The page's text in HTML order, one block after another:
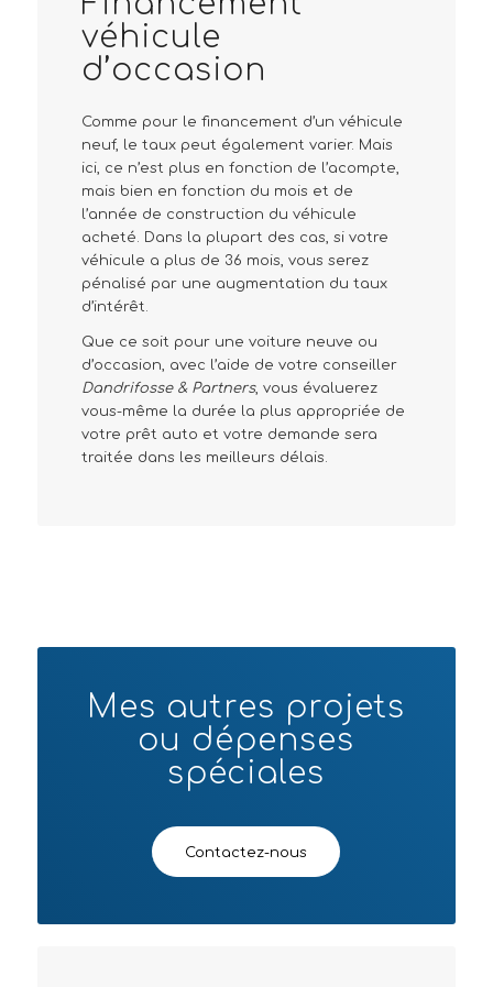
véhicule
d’occasion
Comme pour le financement d’un véhicule
neuf, le taux peut également varier. Mais
ici, ce n’est plus en fonction de l’acompte,
mais bien en fonction du mois et de
l’année de construction du véhicule
acheté. Dans la plupart des cas, si votre
véhicule a plus de 36 mois, vous serez
pénalisé par une augmentation du taux
d’intérêt.
Que ce soit pour une voiture neuve ou
d’occasion, avec l’aide de votre conseiller
Dandrifosse & Partners, vous évaluerez
vous-même la durée la plus appropriée de
votre prêt auto et votre demande sera
traitée dans les meilleurs délais.
Mes autres projets
ou dépenses
spéciales
Contactez-nous